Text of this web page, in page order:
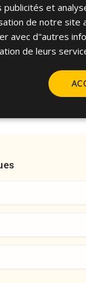
publicités et
de notre site
avec d"autres
de leurs